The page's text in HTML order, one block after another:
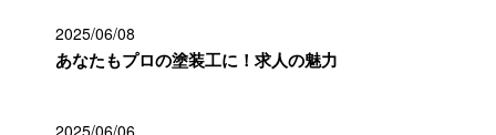
2025/06/08
あなたもプロの塗装工に！求人の魅力